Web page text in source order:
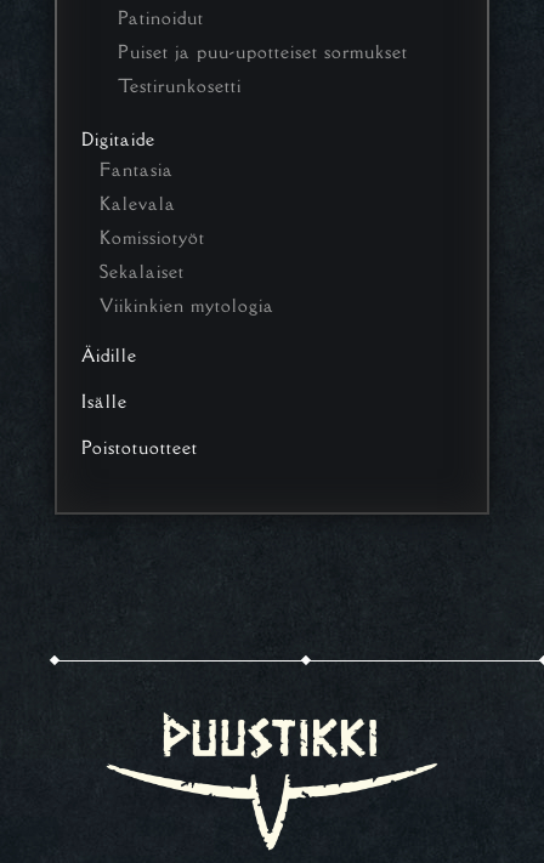
Patinoidut
Puiset ja puu-upotteiset sormukset
Testirunkosetti
Digitaide
Fantasia
Kalevala
Komissiotyöt
Sekalaiset
Viikinkien mytologia
Äidille
Isälle
Poistotuotteet